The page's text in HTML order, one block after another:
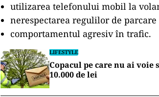
utilizarea telefonului mobil la
nerespectarea regulilor de parcare
comportamentul agresiv în trafic.
LIFESTYLE
Copacul pe care nu ai
10.000 de lei